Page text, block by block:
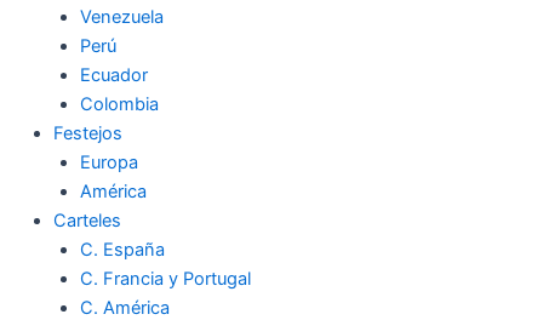
k
Venezuela
Perú
Ecuador
Colombia
Festejos
Europa
América
Carteles
C. España
C. Francia y Portugal
C. América